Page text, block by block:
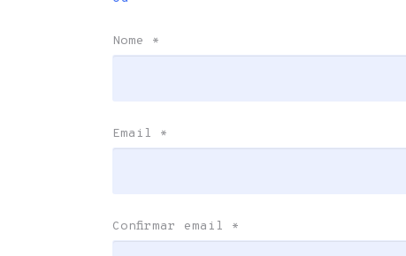
Nome *
Email *
Confirmar email *